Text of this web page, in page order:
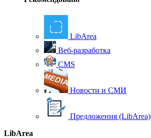
LibArea
Веб-разработка
CMS
Новости и СМИ
Предложения (LibArea)
LibArea